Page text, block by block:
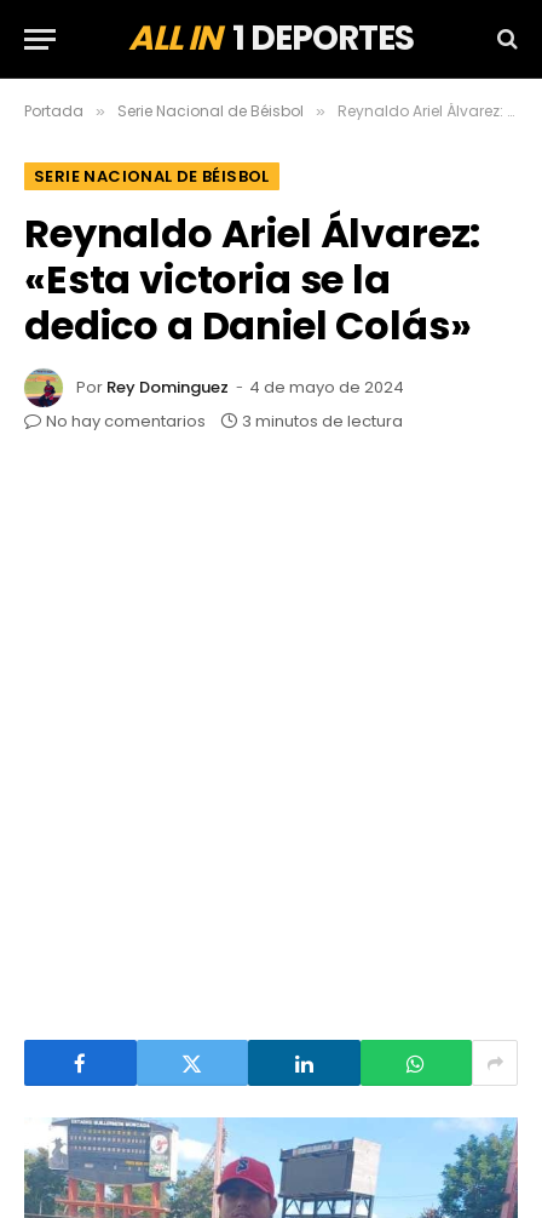
ALL IN1 DEPORTES
Portada » Serie Nacional de Béisbol » Reynaldo Ariel Álvarez: «Esta victoria se la dedico a Daniel Colás»
SERIE NACIONAL DE BÉISBOL
Reynaldo Ariel Álvarez:
«Esta victoria se la
dedico a Daniel Colás»
Por Rey Dominguez
4 de mayo de 2024
No hay comentarios
3 minutos de lectura